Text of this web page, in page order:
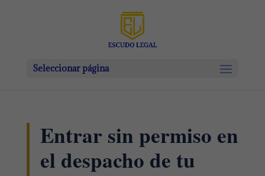
Seleccionar página
Entrar sin permiso en
el despacho de tu